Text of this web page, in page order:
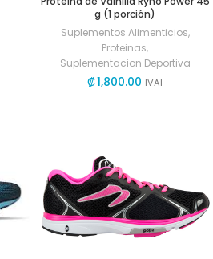
g (1 porción)
Suplementos Alimenticios,
Proteinas,
Suplementacion Deportiva
₡1,800.00 IVAI